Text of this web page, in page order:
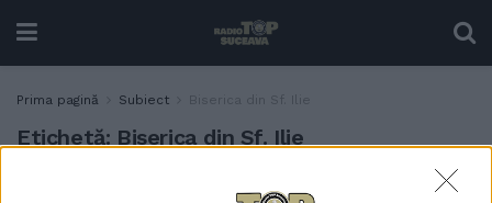
Prima pagină Subiect Biserica din Sf. Ilie
Etichetă: Biserica din Sf. Ilie
Bugetul comunei Șcheia,